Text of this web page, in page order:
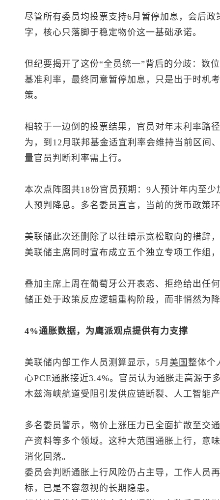
尽管所有委员均投票支持6月暂停加息，会后
字，核心只落脚于稳定物价这一基础承诺。
但纪要揭开了这份“全员统一”背后的分歧：数
基准利率，最终同意暂停加息，只是出于时机
策。
相较于一边倒的投票结果，官员对年末利率路
为，到12月联邦基金适宜利率会维持当前区间
量官员判断利率需上行。
本次点阵图共18份官员预期：9人预计年内至
人预判降息。多名委员直言，当前的货币政策
美联储此次还删除了以往暗示宽松取向的措辞
美联储主席同时宣布成立五个独立专项工作组
叠加主席上周在葡萄牙公开表态、拒绝给出任
储正处于政策反应逻辑重构阶段，而非悄然为
4%通胀数据，为鹰派观点提供有力支撑
美联储内部工作人员测算显示，5月 美国 整体个
心PCE通胀接近3.4%。官员认为通胀走高源于
木兹海峡航道受阻引发供应链断裂、人工智能
多名委员警示，物价上涨压力已全面扩散至交
产资料等多个领域。这种大范围通胀上行，意
消化回落。
委员会判断通胀上行风险仍占主导，工作人员
标，已是不容忽视的长期隐患。